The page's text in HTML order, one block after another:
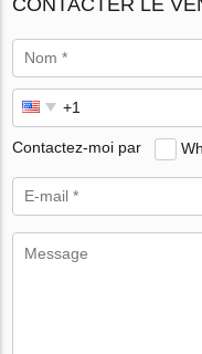
Contactez-moi par